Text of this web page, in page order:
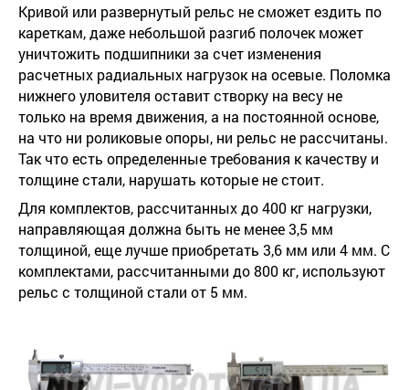
Кривой или развернутый рельс не сможет ездить по
кареткам, даже небольшой разгиб полочек может
уничтожить подшипники за счет изменения
расчетных радиальных нагрузок на осевые. Поломка
нижнего уловителя оставит створку на весу не
только на время движения, а на постоянной основе,
на что ни роликовые опоры, ни рельс не рассчитаны.
Так что есть определенные требования к качеству и
толщине стали, нарушать которые не стоит.
Для комплектов, рассчитанных до 400 кг нагрузки,
направляющая должна быть не менее 3,5 мм
толщиной, еще лучше приобретать 3,6 мм или 4 мм. С
комплектами, рассчитанными до 800 кг, используют
рельс с толщиной стали от 5 мм.